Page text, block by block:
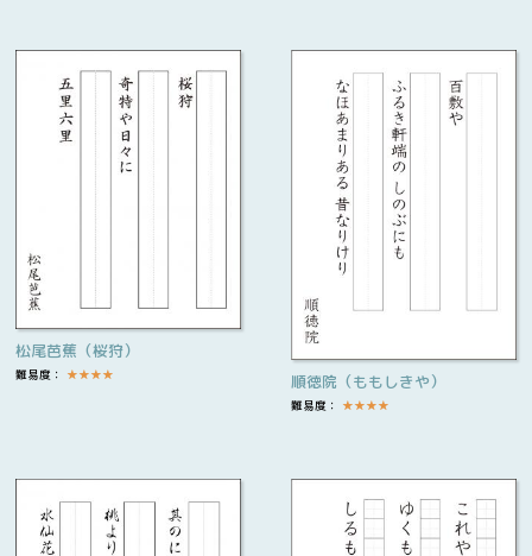
松尾芭蕉（桜狩）
難易度： ★★★★ 順徳院（ももしきや）
難易度： ★★★★